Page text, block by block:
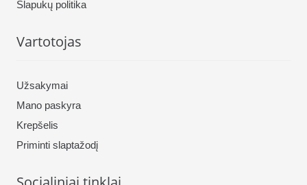
Slapukų politika
Vartotojas
Užsakymai
Mano paskyra
Krepšelis
Priminti slaptažodį